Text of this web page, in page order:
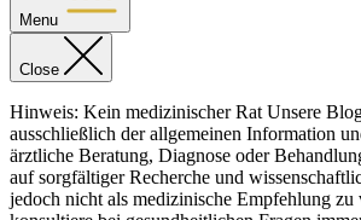
Menu
Close
Hinweis: Kein medizinischer Rat Unsere
ausschließlich der allgemeinen Information
ärztliche Beratung, Diagnose oder
auf sorgfältiger Recherche und
jedoch nicht als medizinische Empfehlung zu